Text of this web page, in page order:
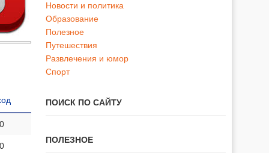
Новости и политика
Образование
Полезное
Путешествия
Развлечения и юмор
Спорт
ПОИСК ПО САЙТУ
ПОЛЕЗНОЕ